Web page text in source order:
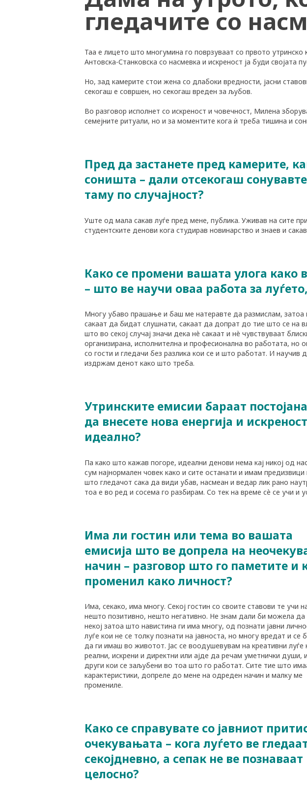
PLUSPHARMA
гледачите со
Таа е лицето што многумина го поврзуваат со првото
Антовска-Станковска со насмевка и искреност ја буди својата
Но, зад камерите стои жена со длабоки вредности, јасни
секогаш е совршен, но секогаш вреден за љубов.
Во разговор исполнет со искреност и човечност, Милена
семејните ритуали, но и за моментите кога ѝ треба тишина и
Пред да застанете пред камерите,
соништа – дали отсекогаш
таму по случајност?
Уште од мала сакав луѓе пред мене, публика. Уживав на сите
студентските денови кога студирав новинарство и знаев и
Како се промени вашата улога како
– што ве научи оваа работа за
Многу убаво прашање и баш ме натеравте да размислам,
сакаат да бидат слушнати, сакаат да допрат до тие што се на
што во секој случај значи дека нè сакаат и нè чувствуваат
организирана, исполнителна и професионална во работата,
со гости и гледачи без разлика кои се и што работат. И
издржам денот како што треба.
Утринските емисии бараат
да внесете нова енергија и
идеално?
Па како што кажав погоре, идеални денови нема кај никој од
сум најнормален човек како и сите останати и имам
што гледачот сака да види убав, насмеан и ведар лик рано
тоа е во ред и сосема го разбирам. Со тек на време сè се учи и
Има ли гостин или тема во вашата
емисија што ве допрела на
начин – разговор што го паметите и
променил како личност?
Има, секако, има многу. Секој гостин со своите ставови те учи
нешто позитивно, нешто негативно. Не знам дали би можела да
некој затоа што навистина ги има многу, од познати јавни
луѓе кои не се толку познати на јавноста, но многу вредат и се
да ги имаш во животот. Јас се воодушевувам на креативни луѓе
реални, искрени и директни или ајде да речам уметнички души,
други кои се заљубени во тоа што го работат. Сите тие што
карактеристики, допреле до мене на одреден начин и малку ме
промениле.
Како се справувате со јавниот
очекувањата – кога луѓето ве
секојдневно, а сепак не ве познаваат
целосно?